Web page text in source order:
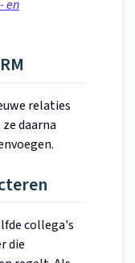
en
relaties
daarna
collega's
die